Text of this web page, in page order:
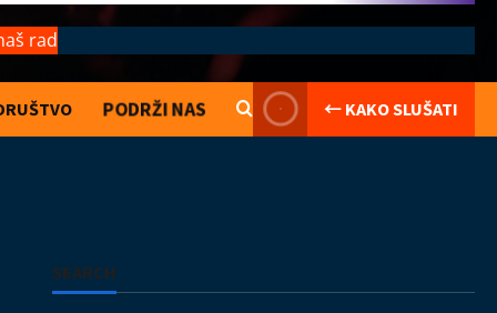
rad
PODRŽI NAS ← KAKO SLUŠATI
SEARCH
Saranijagara
Introverzum ponovo osvojio Svemirski